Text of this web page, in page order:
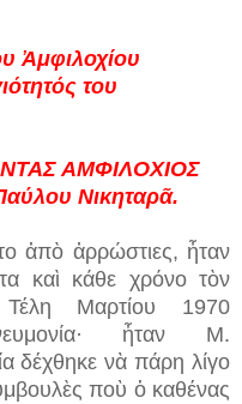
Ἀμφιλοχίου
του
ΑΜΦΙΛΟΧΙΟΣ
Νικηταρᾶ.
ἀπὸ ἀρρώστιες, ἦταν
καὶ κάθε χρόνο τὸν
Μαρτίου 1970
ἦταν Μ.
δέχθηκε νὰ πάρη λίγο
ποὺ ὁ καθένας